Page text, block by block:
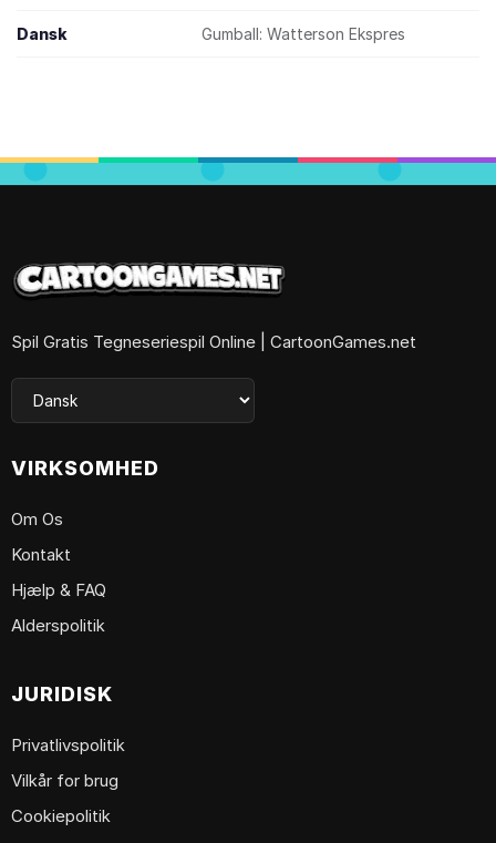
Dansk Gumball: Watterson Ekspres
Spil Gratis Tegneseriespil Online | CartoonGames.net
VIRKSOMHED
Om Os
Kontakt
Hjælp & FAQ
Alderspolitik
JURIDISK
Privatlivspolitik
Vilkår for brug
Cookiepolitik